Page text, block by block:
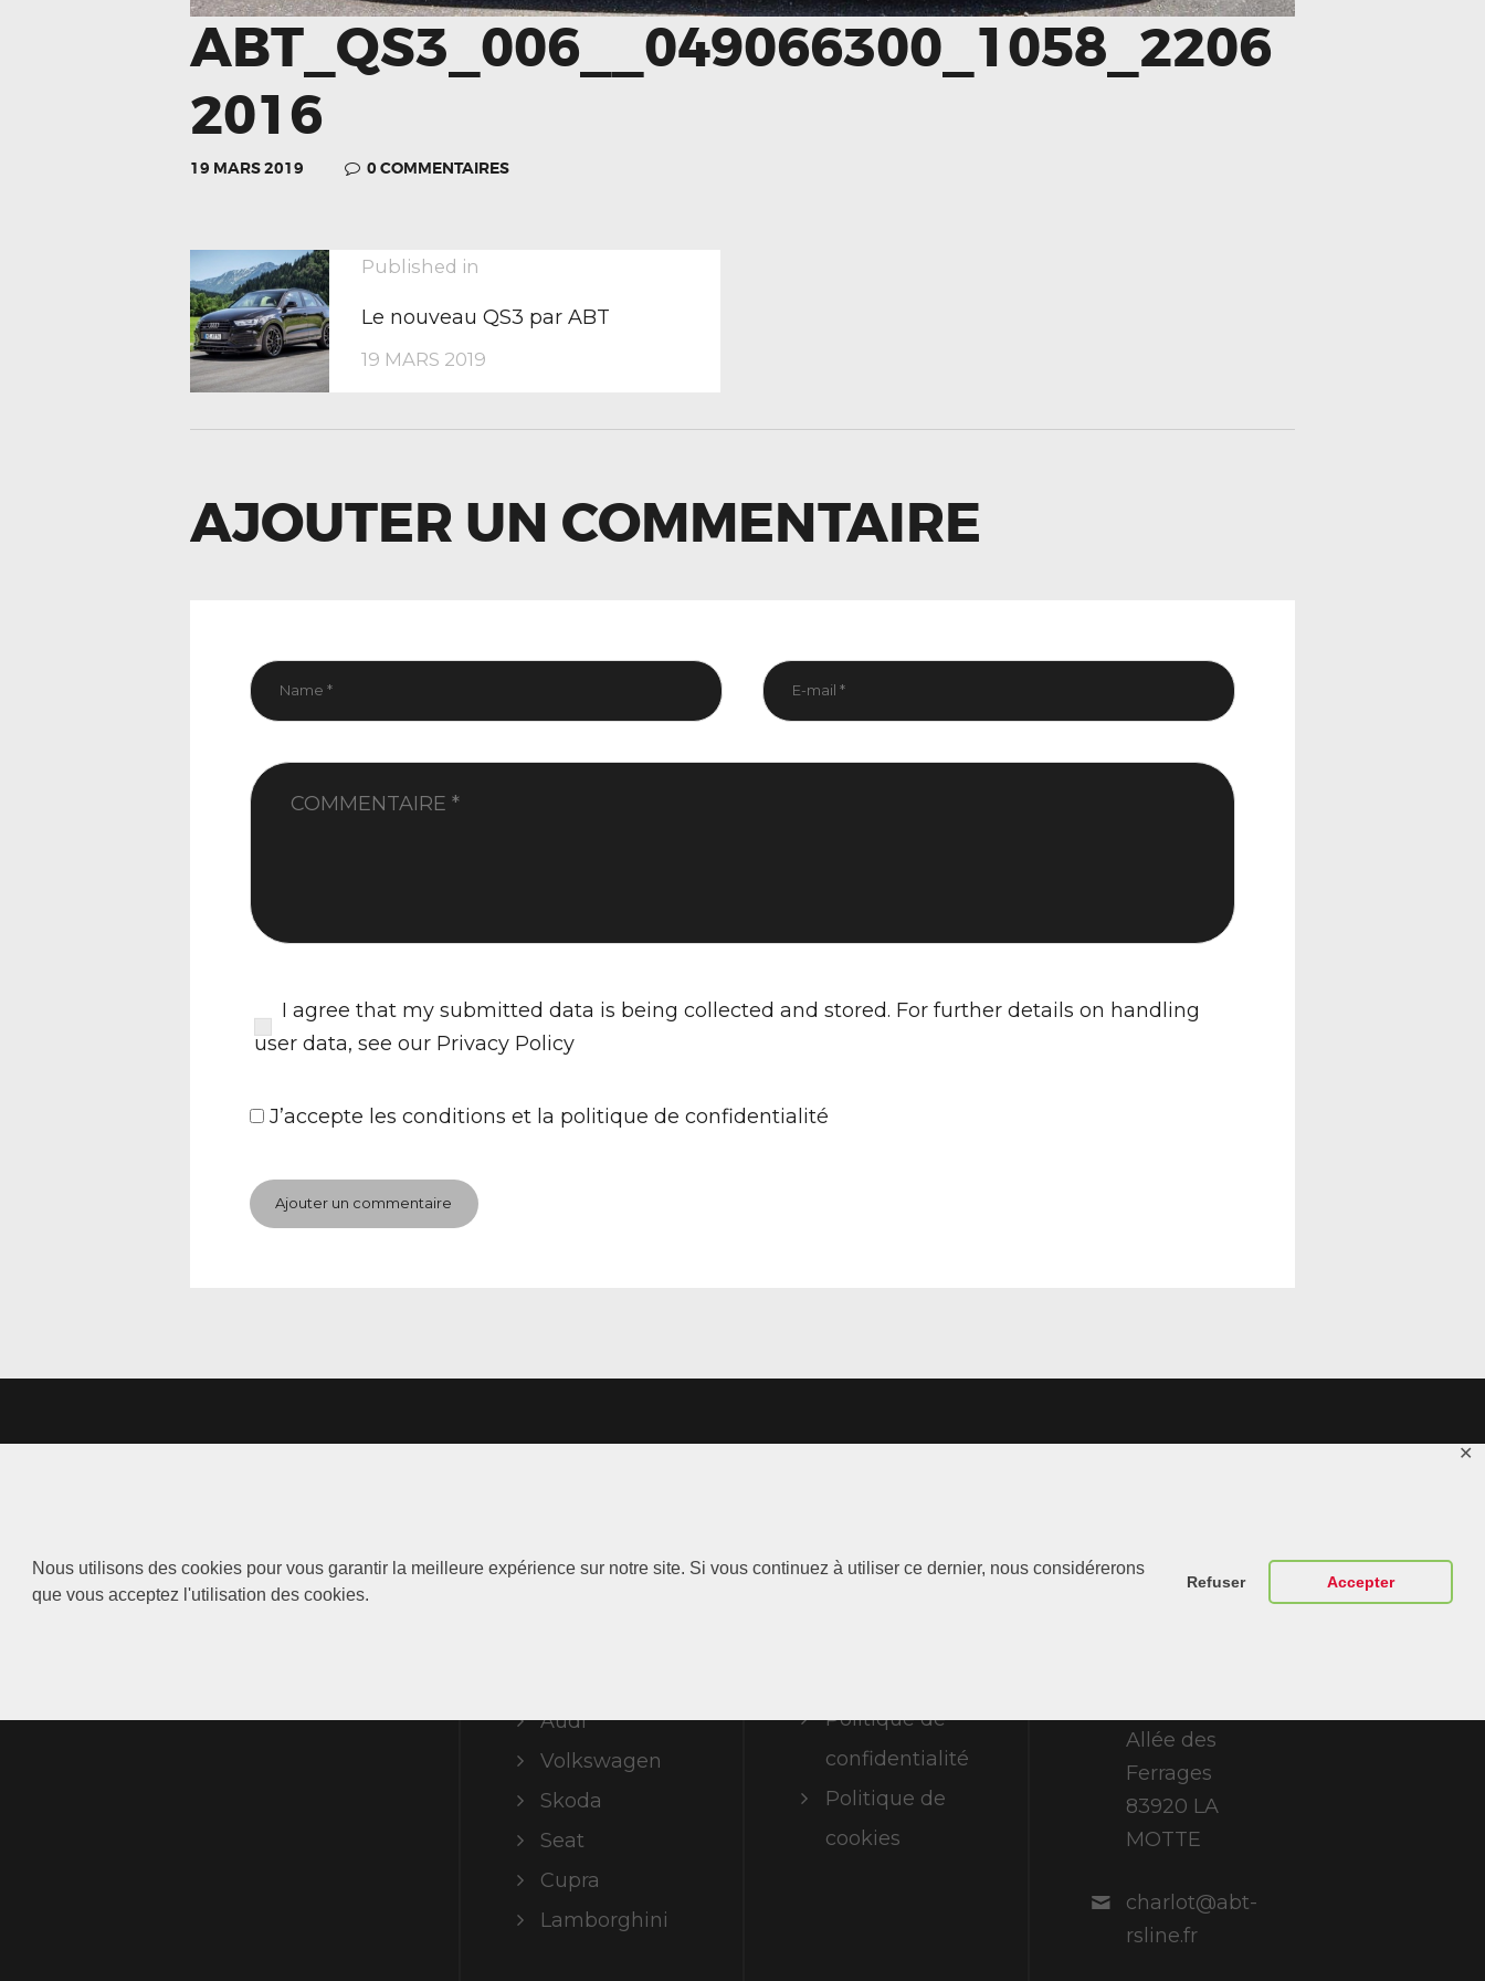
Nous utilisons des cookies pour vous garantir la meilleure expérience sur notre site. Si vous continuez à utiliser ce dernier, nous considérerons
que vous acceptez l'utilisation des cookies.
Refuser Accepter
✕
ABT_QS3_006__049066300_1058_2206
2016
19 MARS 2019 0 COMMENTAIRES
NAVIGATION
DE
L’ARTICLE
Published in
Le nouveau QS3 par ABT
19 MARS 2019
AJOUTER UN COMMENTAIRE
I agree that my submitted data is being collected and stored. For further details on handling
user data, see our Privacy Policy
J’accepte les conditions et la politique de confidentialité
Audi
Volkswagen
Skoda
Seat
Cupra
Lamborghini
Politique de
confidentialité
Politique de
cookies
Nous
Allée des
Ferrages
83920 LA
MOTTE
charlot@abt-
rsline.fr